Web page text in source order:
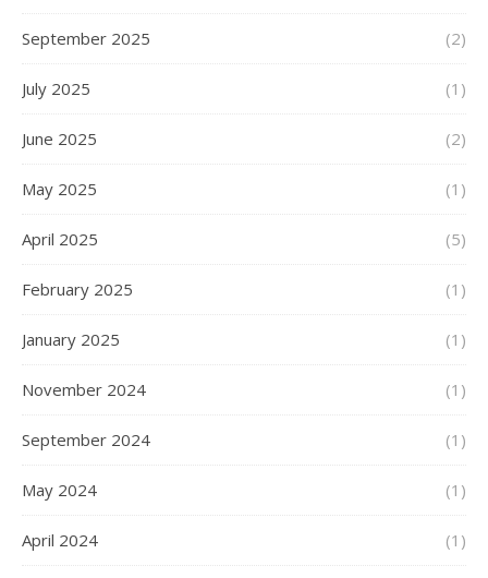
September 2025 (2)
July 2025 (1)
June 2025 (2)
May 2025 (1)
April 2025 (5)
February 2025 (1)
January 2025 (1)
November 2024 (1)
September 2024 (1)
May 2024 (1)
April 2024 (1)